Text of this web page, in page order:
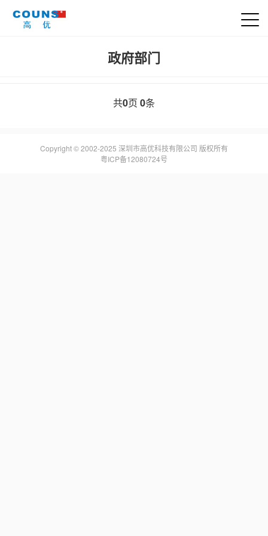
政府部门
共0页 0条
Copyright © 2002-2025 深圳市高优科技有限公司 版权所有
粤ICP备12080724号